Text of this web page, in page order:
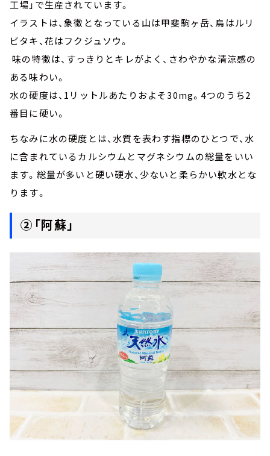
工場」で生産されています。
イラストは、象徴となっている山は甲斐駒ヶ岳、鳥はルリ
ビタキ、花はフクジュソウ。
味の特徴は、すっきりとキレがよく、さわやかな清涼感の
ある味わい。
水の硬度は、1リットルあたりおよそ30mg。4つのうち2
番目に硬い。
ちなみに水の硬度とは、水質を表わす指標のひとつで、水
に含まれているカルシウムとマグネシウムの総量をいい
ます。総量が多いと硬い硬水、少ないと柔らかい軟水とな
ります。
②「阿蘇」